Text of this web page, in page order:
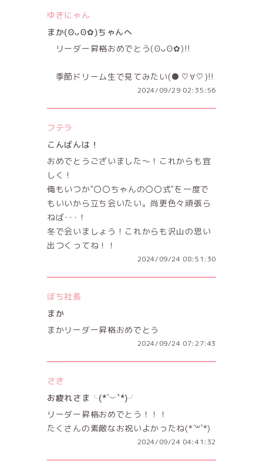
ゆきにゃん
まか(⁠ʘ⁠ᴗ⁠ʘ⁠✿⁠)ちゃんへ
リーダー昇格おめでとう(⁠ʘ⁠ᴗ⁠ʘ⁠✿⁠)!!
季節ドリーム生で見てみたい(⁠●⁠♡⁠∀⁠♡⁠)!!
2024/09/29 02:35:56
フテラ
こんばんは！
おめでとうございました〜！これからも宜
しく！
俺もいつか"〇〇ちゃんの〇〇式"を一度で
もいいから立ち会いたい。尚更色々頑張ら
ねば･･･！
冬で会いましょう！これからも沢山の思い
出つくってね！！
2024/09/24 08:51:30
ぼち社長
まか
まかリーダー昇格おめでとう
2024/09/24 07:27:43
さき
お疲れさま╰(*´︶`*)╯
リーダー昇格おめでとう！！！
たくさんの素敵なお祝いよかったね(*´꒳`*)
2024/09/24 04:41:32